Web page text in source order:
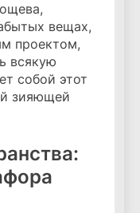
вещах,
проектом,
всякую
собой этот
зияющей